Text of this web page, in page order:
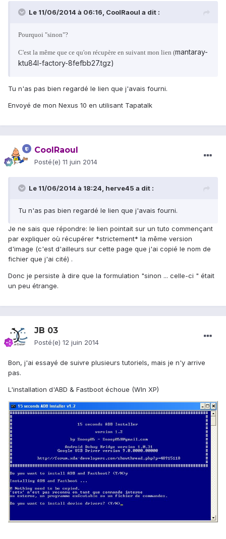
Le 11/06/2014 à 06:16, CoolRaoul a dit :
Pourquoi "sinon"?
C'est la même que ce qu'on récupère en suivant mon lien (mantaray-
ktu84l-factory-8fefbb27.tgz)
Tu n'as pas bien regardé le lien que j'avais fourni.
Envoyé de mon Nexus 10 en utilisant Tapatalk
CoolRaoul
Posté(e) 11 juin 2014
Le 11/06/2014 à 18:24, herve45 a dit :
Tu n'as pas bien regardé le lien que j'avais fourni.
Je ne sais que répondre: le lien pointait sur un tuto commençant
par expliquer où récupérer *strictement* la même version
d'image (c'est d'ailleurs sur cette page que j'ai copié le nom de
fichier que j'ai cité) .
Donc je persiste à dire que la formulation "sinon ... celle-ci " était
un peu étrange.
JB 03
Posté(e) 12 juin 2014
Bon, j'ai essayé de suivre plusieurs tutoriels, mais je n'y arrive
pas.
L'installation d'ABD & Fastboot échoue (WIn XP)